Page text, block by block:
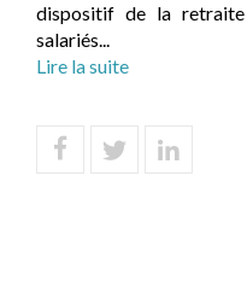
dispositif de la
salariés...
Lire la suite